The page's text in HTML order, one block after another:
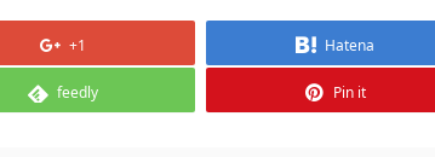
+1 Hatena
feedly Pin it